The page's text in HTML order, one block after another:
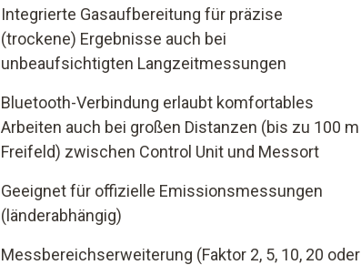
Integrierte Gasaufbereitung für präzise
(trockene) Ergebnisse auch bei
unbeaufsichtigten Langzeitmessungen
Bluetooth-Verbindung erlaubt komfortables
Arbeiten auch bei großen Distanzen (bis zu 100 m
Freifeld) zwischen Control Unit und Messort
Geeignet für offizielle Emissionsmessungen
(länderabhängig)
Messbereichserweiterung (Faktor 2, 5, 10, 20 oder